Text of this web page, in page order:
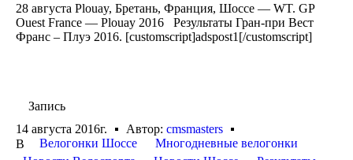
28 августа Plouay, Бретань, Франция, Шоссе — WT. GP
Ouest France — Plouay 2016 Результаты Гран-при Вест
Франс – Плуэ 2016. [customscript]adspost1[/customscript]
Запись
14 августа 2016г.
Автор: cmsmasters
В
Велогонки Шоссе
Многодневные велогонки